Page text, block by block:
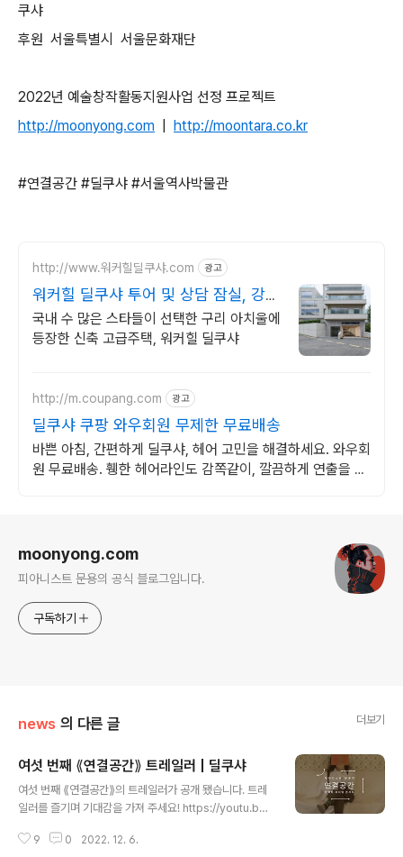
쿠샤
후원 서울특별시 서울문화재단
2022년 예술창작활동지원사업 선정 프로젝트
http://moonyong.com
http://moontara.co.kr
#연결공간 #딜쿠샤 #서울역사박물관
http://www.워커힐딜쿠샤.com 광고
워커힐 딜쿠샤 투어 및 상담 잠실, 강남
접근성 UP!
국내 수 많은 스타들이 선택한 구리 아치울에
등장한 신축 고급주택, 워커힐 딜쿠샤
http://m.coupang.com 광고
딜쿠샤 쿠팡 와우회원 무제한 무료배송
바쁜 아침, 간편하게 딜쿠샤, 헤어 고민을 해결하세요. 와우회
원 무료배송. 휑한 헤어라인도 감쪽같이, 깔끔하게 연출을 쿠
moonyong.com
피아니스트 문용의 공식 블로그입니다.
구독하기
news 의 다른 글 더보기
여섯 번째 ⟪연결공간⟫ 트레일러 | 딜쿠샤
여섯 번째 ⟪연결공간⟫의 트레일러가 공개 됐습니다. 트레
일러를 즐기며 기대감을 가져 주세요! https://youtu.be/
oonyong.com/6530] ⟪연결공간⟫ 120% 즐기는 법 당
9 0 2022. 12. 6.